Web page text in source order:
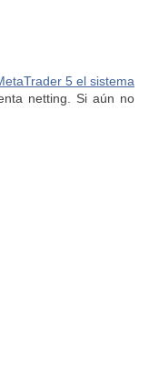
5 el sistema
netting. Si aún no